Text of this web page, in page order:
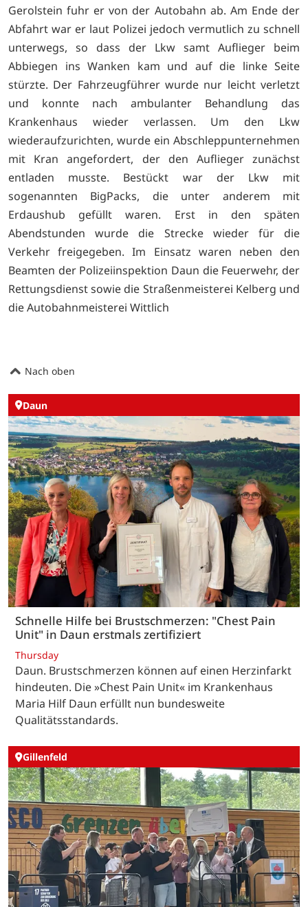
Gerolstein fuhr er von der Autobahn ab. Am Ende der
Abfahrt war er laut Polizei jedoch vermutlich zu schnell
unterwegs, so dass der Lkw samt Auflieger beim
Abbiegen ins Wanken kam und auf die linke Seite
stürzte. Der Fahrzeugführer wurde nur leicht verletzt
und konnte nach ambulanter Behandlung das
Krankenhaus wieder verlassen. Um den Lkw
wiederaufzurichten, wurde ein Abschleppunternehmen
mit Kran angefordert, der den Auflieger zunächst
entladen musste. Bestückt war der Lkw mit
sogenannten BigPacks, die unter anderem mit
Erdaushub gefüllt waren. Erst in den späten
Abendstunden wurde die Strecke wieder für die
Verkehr freigegeben. Im Einsatz waren neben den
Beamten der Polizeiinspektion Daun die Feuerwehr, der
Rettungsdienst sowie die Straßenmeisterei Kelberg und
die Autobahnmeisterei Wittlich
Nach oben
Daun
Schnelle Hilfe bei Brustschmerzen: "Chest Pain
Unit" in Daun erstmals zertifiziert
Thursday
Daun. Brustschmerzen können auf einen Herzinfarkt
hindeuten. Die »Chest Pain Unit« im Krankenhaus
Maria Hilf Daun erfüllt nun bundesweite
Qualitätsstandards.
Gillenfeld